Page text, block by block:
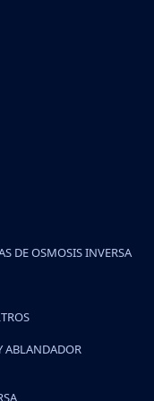
DE OSMOSIS INVERSA
ABLANDADOR